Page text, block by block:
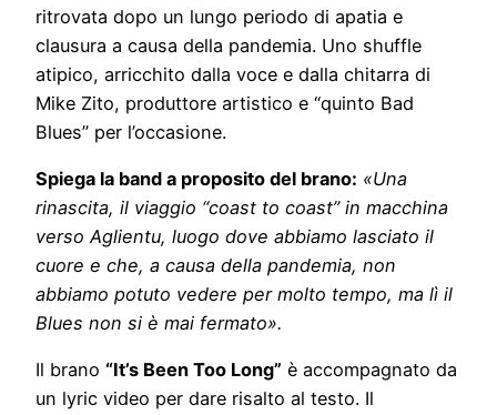
ritrovata dopo un lungo periodo di apatia e
clausura a causa della pandemia. Uno shuffle
atipico, arricchito dalla voce e dalla chitarra di
Mike Zito, produttore artistico e “quinto Bad
Blues” per l’occasione.
Spiega la band a proposito del brano: «Una
rinascita, il viaggio “coast to coast” in macchina
verso Aglientu, luogo dove abbiamo lasciato il
cuore e che, a causa della pandemia, non
abbiamo potuto vedere per molto tempo, ma lì il
Blues non si è mai fermato».
Il brano “It’s Been Too Long” è accompagnato da
un lyric video per dare risalto al testo. Il